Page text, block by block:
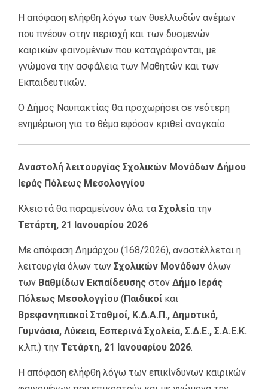
Η απόφαση ελήφθη λόγω των θυελλωδών ανέμων
που πνέουν στην περιοχή και των δυσμενών
καιρικών φαινομένων που καταγράφονται, με
γνώμονα την ασφάλεια των Μαθητών και των
Εκπαιδευτικών.
Ο Δήμος Ναυπακτίας θα προχωρήσει σε νεότερη
ενημέρωση για το θέμα εφόσον κριθεί αναγκαίο.
Αναστολή λειτουργίας Σχολικών Μονάδων Δήμου
Ιεράς Πόλεως Μεσολογγίου
Κλειστά θα παραμείνουν όλα τα Σχολεία την
Τετάρτη, 21 Ιανουαρίου 2026
Με απόφαση Δημάρχου (168/2026), αναστέλλεται η
λειτουργία όλων των Σχολικών Μονάδων όλων
των Βαθμίδων Εκπαίδευσης στον Δήμο Ιεράς
Πόλεως Μεσολογγίου (Παιδικοί και
Βρεφονηπιακοί Σταθμοί, Κ.Δ.Α.Π., Δημοτικά,
Γυμνάσια, Λύκεια, Εσπερινά Σχολεία, Σ.Δ.Ε., Σ.Α.Ε.Κ.
κ.λπ.) την Τετάρτη, 21 Ιανουαρίου 2026.
Η απόφαση ελήφθη λόγω των επικίνδυνων καιρικών